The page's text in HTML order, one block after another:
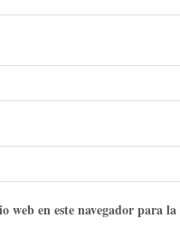
en este navegador para